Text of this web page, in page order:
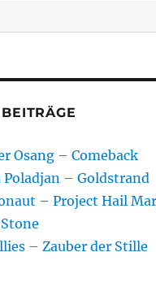
Osang – Comeback
Poladjan – Goldstrand
– Project Hail
– Zauber der Stille